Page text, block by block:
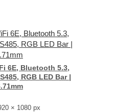
6E, Bluetooth 5.3,
RGB LED Bar |
× 1080 px